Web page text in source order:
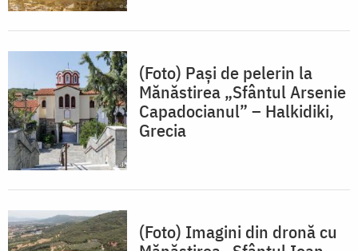
(Foto) Pași de pelerin la
Mănăstirea „Sfântul Arsenie
Capadocianul” – Halkidiki,
Grecia
(Foto) Imagini din dronă cu